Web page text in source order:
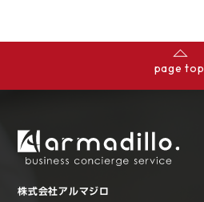
page top
株式会社アルマジロ